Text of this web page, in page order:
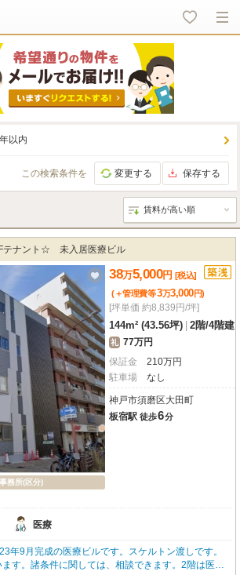
以内
この検索条件を 変更する 保存する
ナント☆ 未入居医療ビル
務所(区分)
38万5,000円 [税込]
(＋管理費等3万3,000円)
[坪単価 約8,839円/坪]
144m² (43.56坪) 2階/4階建
礼 77万円
保証金
210万円
駐車場
なし
神戸市須磨区大田町
板宿駅 徒歩6分
医療
9月完成の医療ビルです。スケルトン渡しです。
す。諸条件に関しては、相談できます。2階は医療